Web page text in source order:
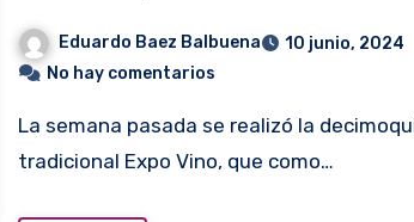
Eduardo Baez Balbuena
10 junio, 2024
No hay comentarios
La semana pasada se realizó la decimoquinta edición de la
tradicional Expo Vino, que como…